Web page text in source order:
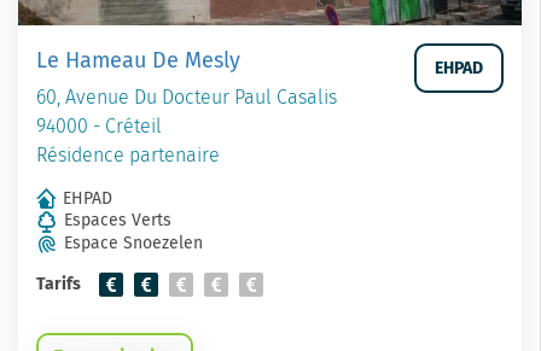
Le Hameau De Mesly
60, Avenue Du Docteur Paul Casalis
94000 - Créteil
Résidence partenaire
EHPAD
EHPAD
Espaces Verts
Espace Snoezelen
Tarifs